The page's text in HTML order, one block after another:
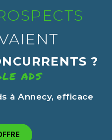
?
ads
à Annecy, efficace